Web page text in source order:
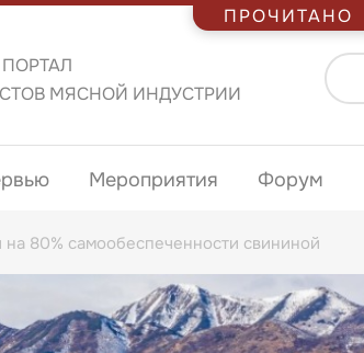
МЯСНОЙ ИНДУСТРИИ
Мероприятия Форум
на 80% самообеспеченности свининой
ПРОЧИТАНО